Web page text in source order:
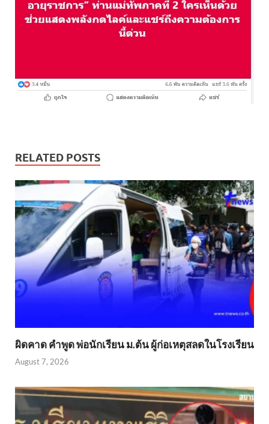
RELATED POSTS
ผิดคาด คำพูด พ่อนักเรียน ม.ต้น ผู้ก่อเหตุสลดในโรงเรียน
August 7, 2026